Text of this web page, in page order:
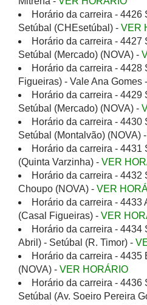
Horário da carreira - 4426
Setúbal (CHEsetúbal) - VER
Horário da carreira - 4427
Setúbal (Mercado) (NOVA) -
Horário da carreira - 4428
Figueiras) - Vale Ana Gomes -
Horário da carreira - 4429
Setúbal (Mercado) (NOVA) -
Horário da carreira - 4430
Setúbal (Montalvão) (NOVA) -
Horário da carreira - 4431
(Quinta Varzinha) - VER
Horário da carreira - 4432
Choupo (NOVA) - VER
Horário da carreira - 4433
(Casal Figueiras) - VER
Horário da carreira - 4434
Abril) - Setúbal (R. Timor) -
Horário da carreira -
(NOVA) - VER HORÁRIO
Horário da carreira - 4436
Setúbal (Av. Soeiro Pereira